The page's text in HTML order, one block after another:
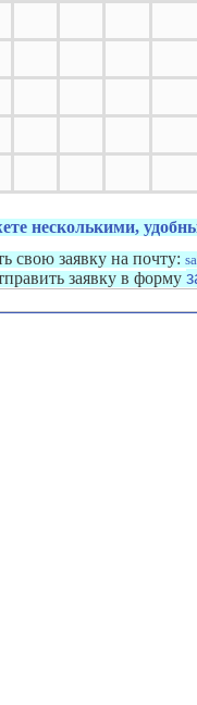
несколькими,
свою заявку на почту:
заявку в форму